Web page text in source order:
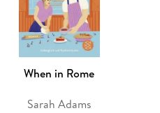
»Sarah Adams hat eine
geschrieben, die ich bis ins
Bestsellerautorin B. K. Borison
Die Romane der Reihe sind
When in Rome
Sarah Adams